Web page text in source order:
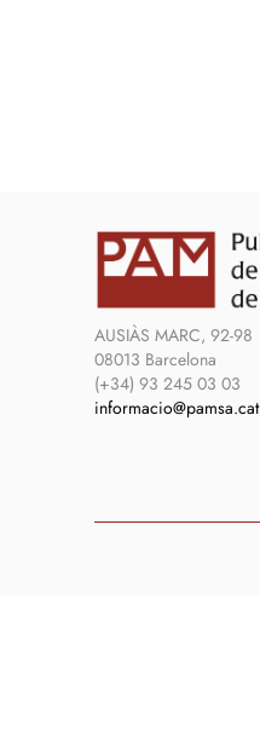
AUSIÀS MARC, 92-98
08013 Barcelona
(+34) 93 245 03 03
informacio@pamsa.cat